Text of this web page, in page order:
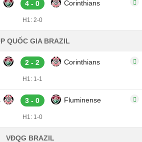
4 - 0 Corinthians
H1: 2-0
QUỐC GIA BRAZIL
2 - 2 Corinthians
H1: 1-1
3 - 0 Fluminense
H1: 1-0
VĐQG BRAZIL